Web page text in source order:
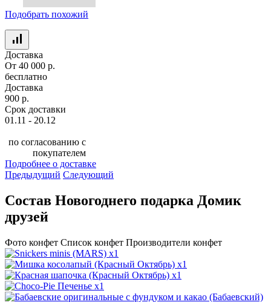
Подобрать похожий
Доставка
От 40 000 р.
бесплатно
Доставка
900 р.
Срок доставки
01.11 - 20.12
по согласованию с
покупателем
Подробнее о доставке
Предыдущий Следующий
Состав Новогоднего подарка Домик
друзей
Фото конфет Список конфет Производители конфет
x1
x1
x1
x1